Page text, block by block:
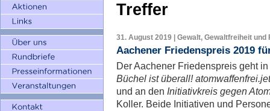
Treffer
31. August 2019 | Gewalt, Gewaltfreiheit und
Aachener Friedenspreis 2019
Der Aachener Friedenspreis geht
Büchel ist überall!
und an den Initiativkreis gegen
Koller. Beide Initiativen und